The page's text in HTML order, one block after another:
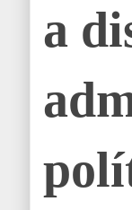
a